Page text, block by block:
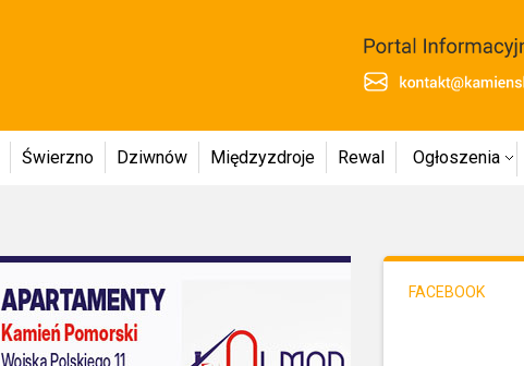
Świerzno Dziwnów Międzyzdroje Rewal Ogłoszenia
FACEBOOK